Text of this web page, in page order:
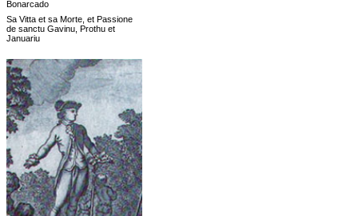
Bonarcado
Sa Vitta et sa Morte, et Passione
de sanctu Gavinu, Prothu et
Januariu